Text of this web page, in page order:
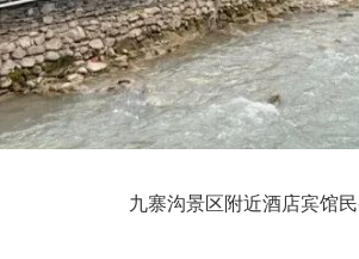
九寨沟景区附近酒店宾馆